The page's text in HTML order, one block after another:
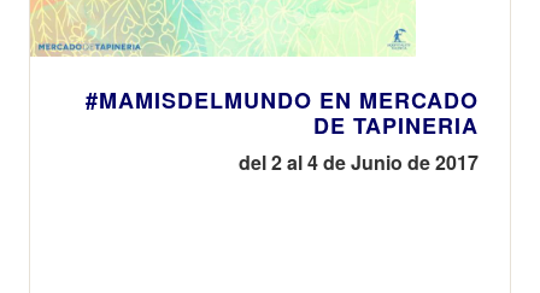
#MAMISDELMUNDO EN MERCADO
DE TAPINERIA
del 2 al 4 de Junio de 2017